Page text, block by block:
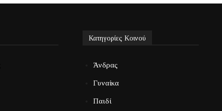
Κατηγορίες Κοινού
Άνδρας
Γυναίκα
Παιδί